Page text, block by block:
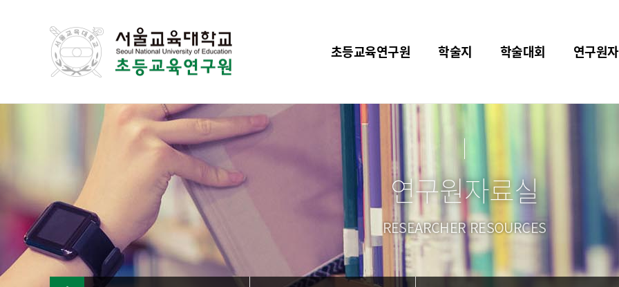
초등교육연구원 학술지 학술대회 연구원
연구원자료실
RESEARCHER RESOURCES